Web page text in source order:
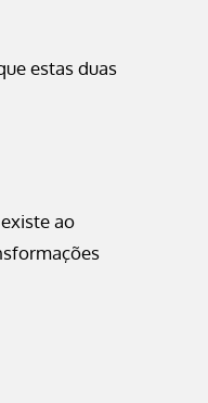
estas duas
ao